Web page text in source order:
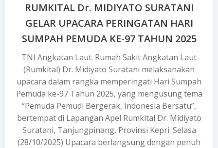
RUMKITAL Dr. MIDIYATO SURATANI
GELAR UPACARA PERINGATAN HARI
SUMPAH PEMUDA KE-97 TAHUN 2025
TNI Angkatan Laut. Rumah Sakit Angkatan Laut
(Rumkital) Dr. Midiyato Suratani melaksanakan
upacara dalam rangka memperingati Hari Sumpah
Pemuda ke-97 Tahun 2025, yang mengusung tema
“Pemuda Pemudi Bergerak, Indonesia Bersatu”,
bertempat di Lapangan Apel Rumkital Dr. Midiyato
Suratani, Tanjungpinang, Provinsi Kepri. Selasa
(28/10/2025) Upacara berlangsung dengan penuh